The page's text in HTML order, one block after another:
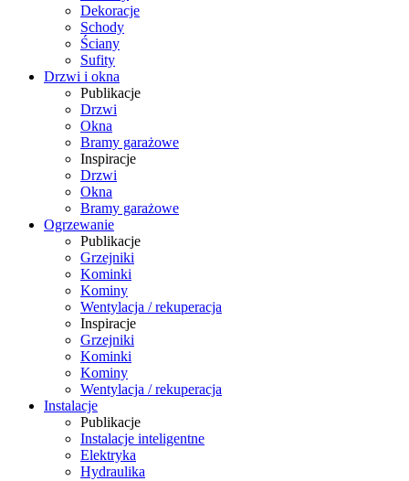
Dekoracje
Schody
Ściany
Sufity
Drzwi i okna
Publikacje
Drzwi
Okna
Bramy garażowe
Inspiracje
Drzwi
Okna
Bramy garażowe
Ogrzewanie
Publikacje
Grzejniki
Kominki
Kominy
Wentylacja / rekuperacja
Inspiracje
Grzejniki
Kominki
Kominy
Wentylacja / rekuperacja
Instalacje
Publikacje
Instalacje inteligentne
Elektryka
Hydraulika